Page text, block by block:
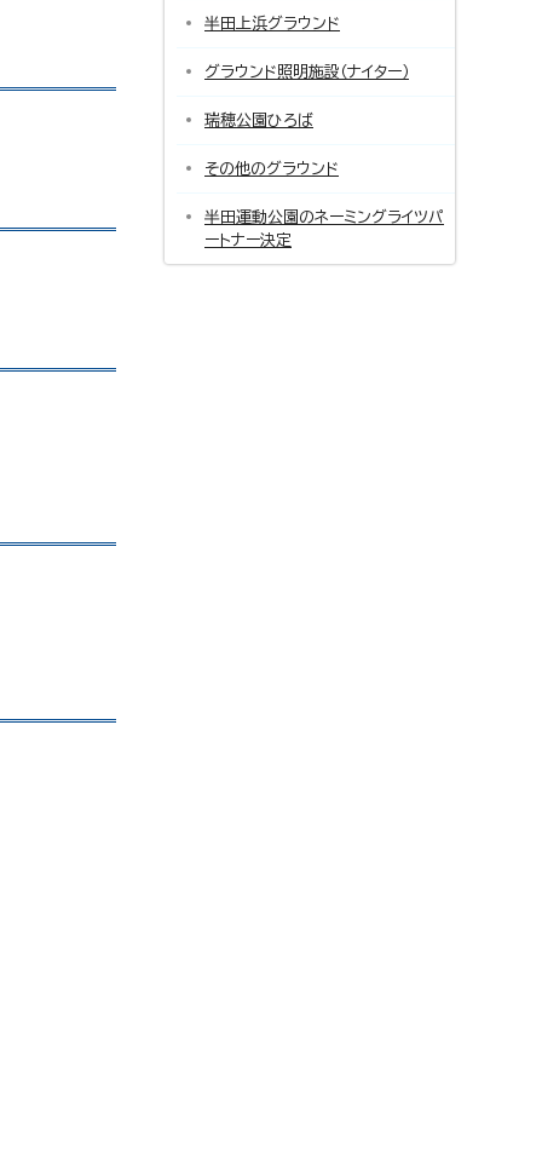
半田上浜グラウンド
グラウンド照明施設（ナイター）
瑞穂公園ひろば
その他のグラウンド
半田運動公園のネーミングライツパ
ートナー決定